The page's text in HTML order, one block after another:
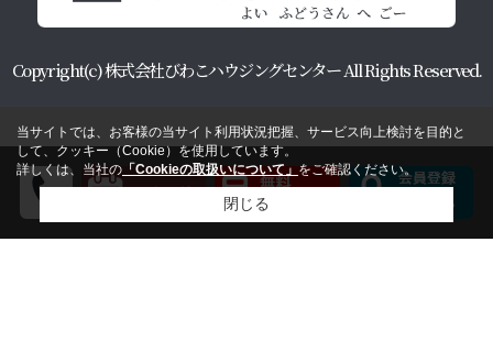
Copyright(c) 株式会社びわこハウジングセンター All Rights Reserved.
当サイトでは、お客様の当サイト利用状況把握、サービス向上検討を目的と
して、クッキー（Cookie）を使用しています。
詳しくは、当社の 「Cookieの取扱いについて」 をご確認ください。
閉じる